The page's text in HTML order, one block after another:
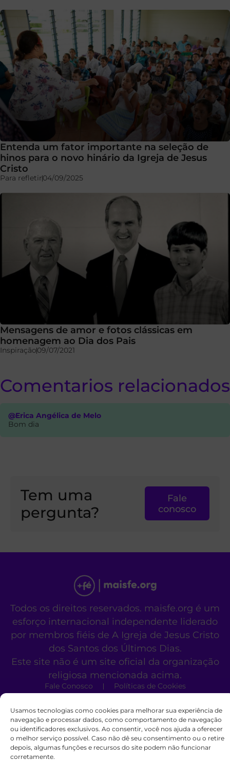
Usamos tecnologias como cookies para melhorar sua experiência de
navegação e processar dados, como comportamento de navegação
ou identificadores exclusivos. Ao consentir, você nos ajuda a oferecer
o melhor serviço possível. Caso não dê seu consentimento ou o retire
depois, algumas funções e recursos do site podem não funcionar
corretamente.
Entenda um fator importante na seleção de
hinos para o novo hinário da Igreja de Jesus
Cristo
Para refletir04/09/2025
Mensagens de amor e fotos clássicas em
homenagem ao Dia dos Pais
Inspiração09/07/2021
Comentarios relacionados
@Erica Angélica de Melo
Bom dia
Tem uma
pergunta?
Fale
conosco
Todos os direitos reservados. maisfe.org é um
esforço internacional independente liderado
por membros fiéis de A Igreja de Jesus Cristo
dos Santos dos Últimos Dias.
Este site não é um site oficial da organização
religiosa mencionada acima.
Fale Conosco Políticas de Cookies